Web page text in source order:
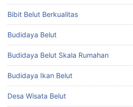
Bibit Belut Berkualitas
Budidaya Belut
Budidaya Belut Skala Rumahan
Budidaya Ikan Belut
Desa Wisata Belut